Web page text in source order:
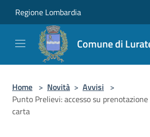
Regione Lombardia
Comune di
Home > Novità > Avvisi >
Punto Prelievi: accesso su
carta